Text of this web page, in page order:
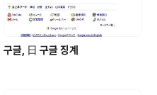
구글, 日 구글 징계